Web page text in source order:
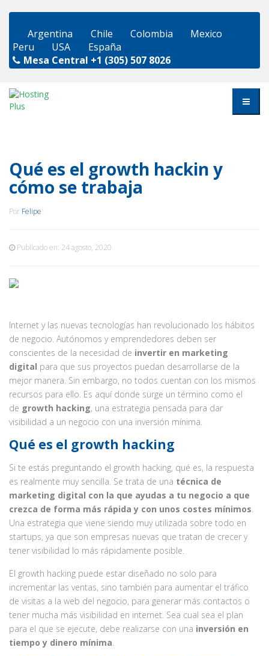
Argentina Chile Colombia
Mexico
Peru
USA
España
Mesa Central +1 (305) 507 8026
Qué es el growth hackin y
cómo se trabaja
Por Felipe
Publicado en: 24 agosto, 2020
Internet y las nuevas tecnologías han revolucionado los hábitos
de negocio. Autónomos y emprendedores deben ser
conscientes de la necesidad de invertir en marketing
digital para que sus proyectos puedan desarrollarse de la
mejor manera. Sin embargo, no todos cuentan con los mismos
recursos para ello. Es aquí donde surge un término como el
de growth hacking, una estrategia pensada para dar
visibilidad a un negocio con una inversión mínima.
Qué es el growth hacking
Si te estás preguntando el growth hacking, qué es, la respuesta
es realmente muy sencilla. Se trata de una técnica de
marketing digital con la que ayudas a tu negocio a que
crezca de forma más rápida y con unos costes mínimos.
Una estrategia que viene siendo muy utilizada sobre todo en
startups, ya que son empresas nuevas que tratan de crecer y
tener visibilidad lo más rápidamente posible.
El growth hacking puede estar diseñado no solo para
incrementar las ventas, sino también para aumentar el tráfico
de visitas a la web del negocio, para generar más contactos o
tener mucha más visibilidad en internet. Sea cual sea el plan
para el que se ejecute, debe realizarse con una inversión en
tiempo y dinero mínima.